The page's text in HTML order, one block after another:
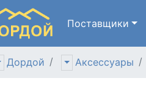
Поставщики
Дордой Аксессуары